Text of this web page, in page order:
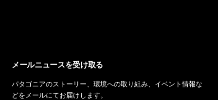
メールニュースを受け取る
パタゴニアのストーリー、環境への取り組み、イベント情報な
どをメールにてお届けします。